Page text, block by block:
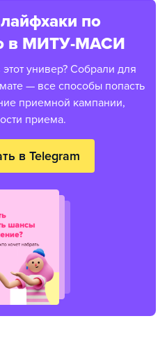
по
в МИТУ-МАСИ
универ? Собрали для
— все способы попасть
приемной кампании,
приема.
в Telegram